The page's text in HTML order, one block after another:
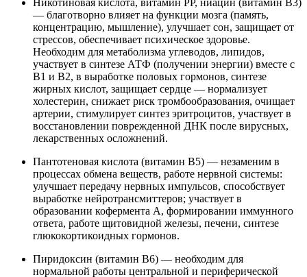
Никотиновая кислота, витамин РР, ниацин (витамин В3)
— благотворно влияет на функции мозга (память,
концентрацию, мышление), улучшает сон, защищает от
стрессов, обеспечивает психическое здоровье.
Необходим для метаболизма углеводов, липидов,
участвует в синтезе АТФ (получении энергии) вместе с
В1 и В2, в выработке половых гормонов, синтезе
жирных кислот, защищает сердце — нормализует
холестерин, снижает риск тромбообразования, очищает
артерии, стимулирует синтез эритроцитов, участвует в
восстановлении поврежденной ДНК после вирусных,
лекарственных осложнений.
Пантотеновая кислота (витамин В5) — незаменим в
процессах обмена веществ, работе нервной системы:
улучшает передачу нервных импульсов, способствует
выработке нейротрансмиттеров; участвует в
образовании кофермента А, формировании иммунного
ответа, работе щитовидной железы, печени, синтезе
глюкокортикоидных гормонов.
Пиридоксин (витамин В6) — необходим для
нормальной работы центральной и периферической